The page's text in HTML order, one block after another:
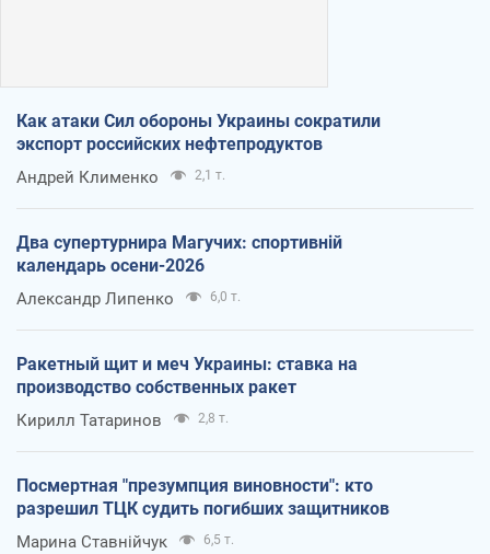
Как атаки Сил обороны Украины сократили
экспорт российских нефтепродуктов
Андрей Клименко 2,1 т.
Два супертурнира Магучих: спортивній
календарь осени-2026
Александр Липенко 6,0 т.
Ракетный щит и меч Украины: ставка на
производство собственных ракет
Кирилл Татаринов 2,8 т.
Посмертная "презумпция виновности": кто
разрешил ТЦК судить погибших защитников
Марина Ставнійчук 6,5 т.